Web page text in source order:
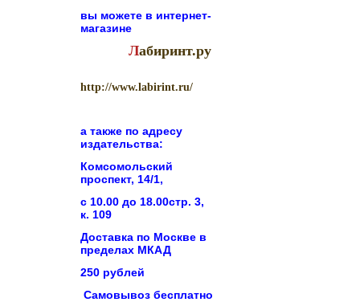
вы можете в интернет-
магазине
Лабиринт.ру
http://www.labirint.ru/
а также по адресу
издательства:
Комсомольский
проспект, 14/1,
с 10.00 до 18.00стр. 3,
к. 109
Доставка по Москве в
пределах МКАД
250 рублей
Самовывоз бесплатно